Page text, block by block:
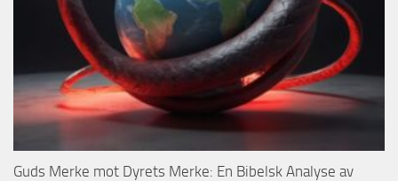
Guds Merke mot Dyrets Merke: En Bibelsk Analyse av